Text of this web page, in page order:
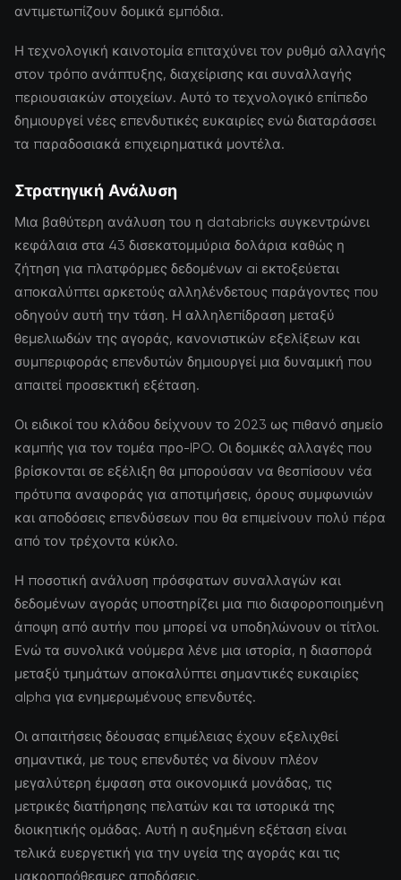
αντιμετωπίζουν δομικά εμπόδια.
Η τεχνολογική καινοτομία επιταχύνει τον ρυθμό αλλαγής
στον τρόπο ανάπτυξης, διαχείρισης και συναλλαγής
περιουσιακών στοιχείων. Αυτό το τεχνολογικό επίπεδο
δημιουργεί νέες επενδυτικές ευκαιρίες ενώ διαταράσσει
τα παραδοσιακά επιχειρηματικά μοντέλα.
Στρατηγική Ανάλυση
Μια βαθύτερη ανάλυση του η databricks συγκεντρώνει
κεφάλαια στα 43 δισεκατομμύρια δολάρια καθώς η
ζήτηση για πλατφόρμες δεδομένων ai εκτοξεύεται
αποκαλύπτει αρκετούς αλληλένδετους παράγοντες που
οδηγούν αυτή την τάση. Η αλληλεπίδραση μεταξύ
θεμελιωδών της αγοράς, κανονιστικών εξελίξεων και
συμπεριφοράς επενδυτών δημιουργεί μια δυναμική που
απαιτεί προσεκτική εξέταση.
Οι ειδικοί του κλάδου δείχνουν το 2023 ως πιθανό σημείο
καμπής για τον τομέα προ-IPO. Οι δομικές αλλαγές που
βρίσκονται σε εξέλιξη θα μπορούσαν να θεσπίσουν νέα
πρότυπα αναφοράς για αποτιμήσεις, όρους συμφωνιών
και αποδόσεις επενδύσεων που θα επιμείνουν πολύ πέρα
από τον τρέχοντα κύκλο.
Η ποσοτική ανάλυση πρόσφατων συναλλαγών και
δεδομένων αγοράς υποστηρίζει μια πιο διαφοροποιημένη
άποψη από αυτήν που μπορεί να υποδηλώνουν οι τίτλοι.
Ενώ τα συνολικά νούμερα λένε μια ιστορία, η διασπορά
μεταξύ τμημάτων αποκαλύπτει σημαντικές ευκαιρίες
alpha για ενημερωμένους επενδυτές.
Οι απαιτήσεις δέουσας επιμέλειας έχουν εξελιχθεί
σημαντικά, με τους επενδυτές να δίνουν πλέον
μεγαλύτερη έμφαση στα οικονομικά μονάδας, τις
μετρικές διατήρησης πελατών και τα ιστορικά της
διοικητικής ομάδας. Αυτή η αυξημένη εξέταση είναι
τελικά ευεργετική για την υγεία της αγοράς και τις
μακροπρόθεσμες αποδόσεις.